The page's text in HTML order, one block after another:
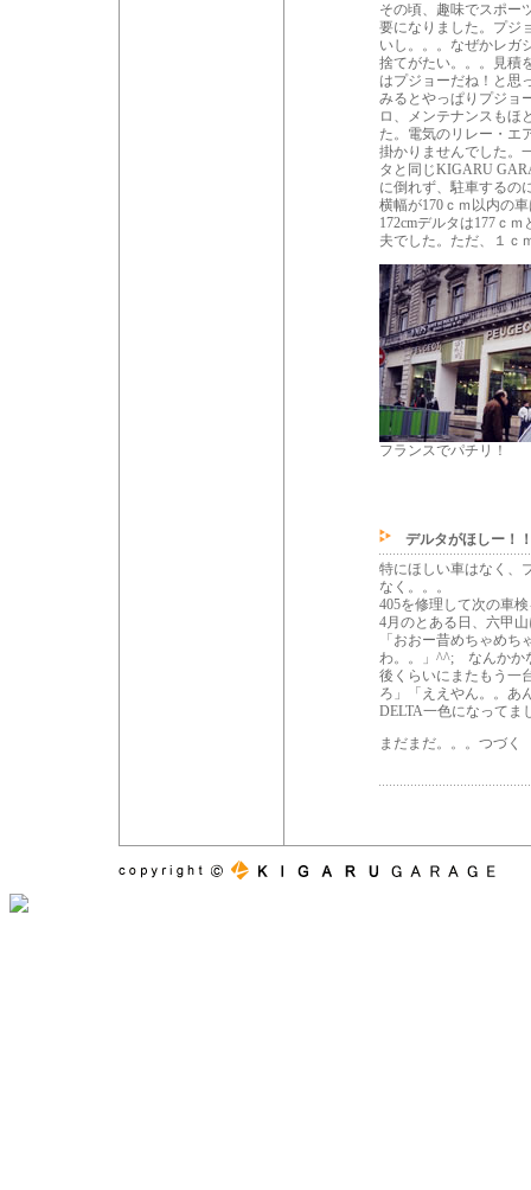
その頃、趣味でスポー
要になりました。プジ
いし。。。なぜかレガ
捨てがたい。。。見積
はプジョーだね！と思
みるとやっぱりプジョ
ロ、メンテナンスもほ
た。電気のリレー・エ
掛かりませんでした。
タと同じKIGARU
に倒れず、駐車するの
横幅が170ｃｍ以内の
172cmデルタは177ｃ
夫でした。ただ、１ｃ
フランスでパチリ！
デルタがほしー！
特にほしい車はなく、
なく。。。
405を修理して次の車
4月のとある日、六甲
「おおー昔めちゃめ
わ。。」^^; なんかか
後くらいにまたもう一
ろ」「ええやん。。あ
DELTA一色になってま
まだまだ。。。つづく